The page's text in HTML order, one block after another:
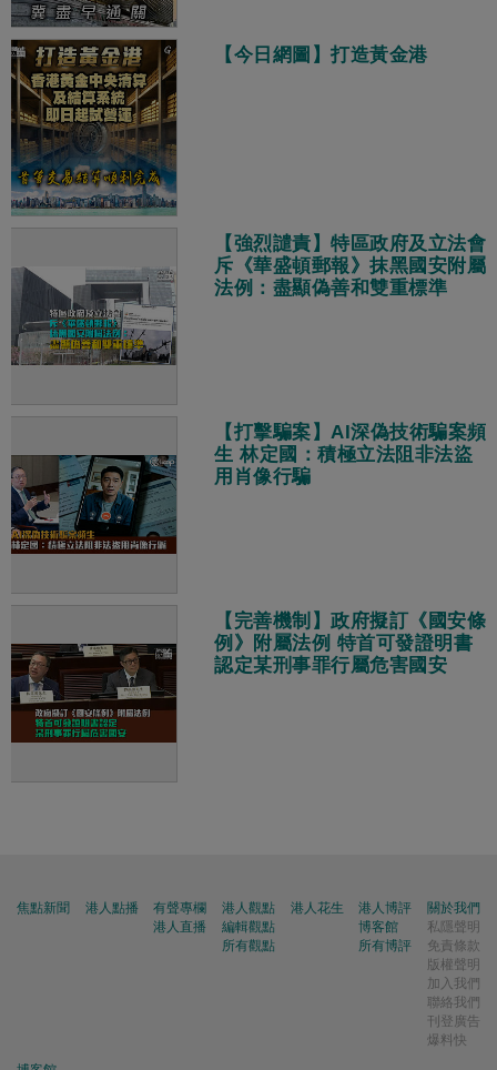
【今日網圖】打造黃金港
【強烈譴責】特區政府及立法會
斥《華盛頓郵報》抹黑國安附屬
法例：盡顯偽善和雙重標準
【打擊騙案】AI深偽技術騙案頻
生 林定國：積極立法阻非法盜
用肖像行騙
【完善機制】政府擬訂《國安條
例》附屬法例 特首可發證明書
認定某刑事罪行屬危害國安
焦點新聞 港人點播
有聲專欄
港人直播
港人觀點
編輯觀點
所有觀點
港人花生
港人博評
博客館
所有博評
關於我們
私隱聲明
免責條款
版權聲明
加入我們
聯絡我們
刊登廣告
爆料快